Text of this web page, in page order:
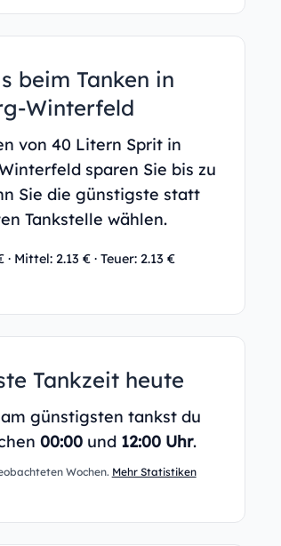
beim Tanken in
Winterfeld
von 40 Litern Sprit in
sparen Sie bis zu
Sie die günstigste statt
Tankstelle wählen.
Mittel: 2.13 € · Teuer: 2.13 €
Tankzeit heute
günstigsten tankst du
00:00und 12:00 Uhr.
Wochen. Mehr Statistiken